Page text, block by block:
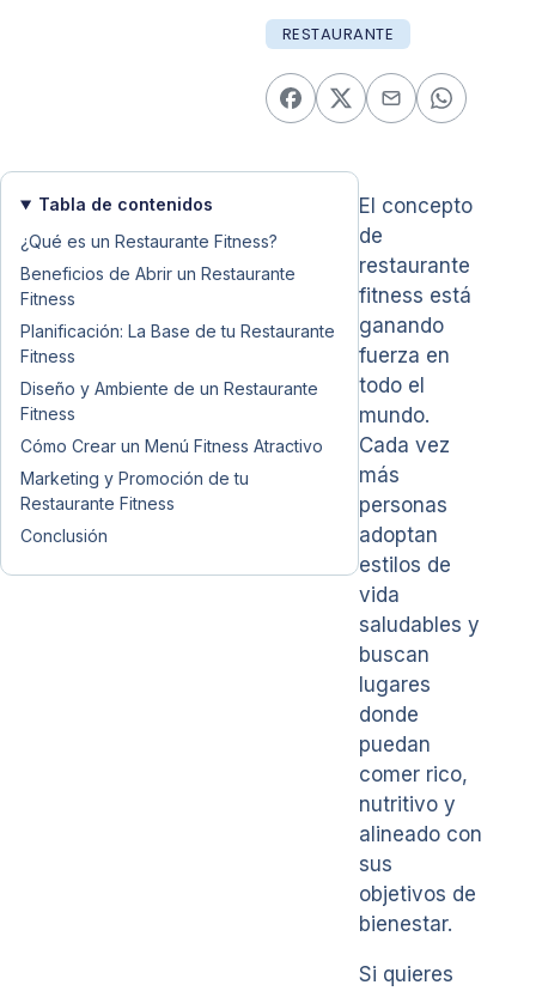
RESTAURANTE
Tabla de contenidos
¿Qué es un Restaurante Fitness?
Beneficios de Abrir un Restaurante
Fitness
Planificación: La Base de tu Restaurante
Fitness
Diseño y Ambiente de un Restaurante
Fitness
Cómo Crear un Menú Fitness Atractivo
Marketing y Promoción de tu
Restaurante Fitness
Conclusión
El concepto
de
restaurante
fitness está
ganando
fuerza en
todo el
mundo.
Cada vez
más
personas
adoptan
estilos de
vida
saludables y
buscan
lugares
donde
puedan
comer rico,
nutritivo y
alineado con
sus
objetivos de
bienestar.
Si quieres